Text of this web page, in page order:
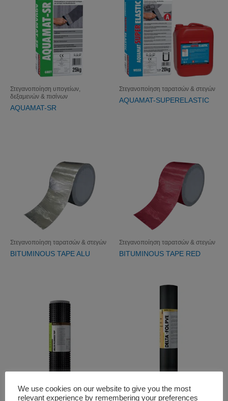
Στεγανοποίηση υπογείων,
δεξαμενών & πισίνων
AQUAMAT-SR
Στεγανοποίηση ταρατσών & στεγών
AQUAMAT-SUPERELASTIC
Στεγανοποίηση ταρατσών & στεγών
BITUMINOUS TAPE ALU
Στεγανοποίηση ταρατσών & στεγών
BITUMINOUS TAPE RED
Στεγανοποίηση υπογείων,
δεξαμενών & πισίνων
Στεγανοποίηση ταρατσών & στεγών
We use cookies on our website to give you the most
relevant experience by remembering your preferences